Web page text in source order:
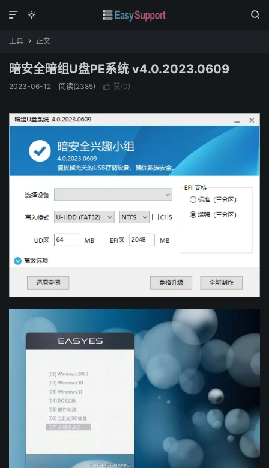
 

工具  正文
暗安全暗组U盘PE系统 v4.0.2023.0609
2023-06-12 阅读(2385)  赞(0)